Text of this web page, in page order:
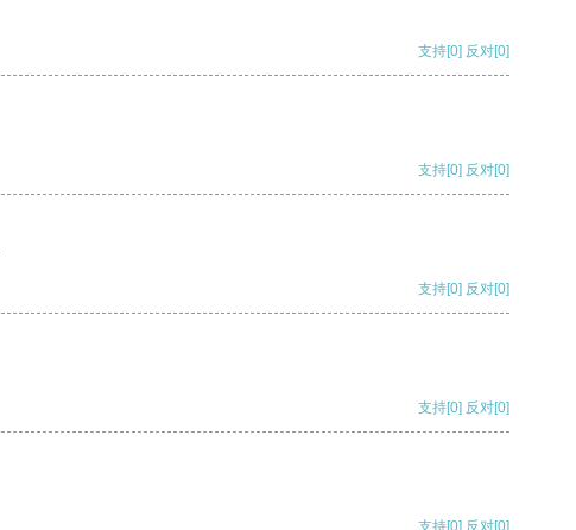
支持[0] 反对[0]
支持[0] 反对[0]
支持[0] 反对[0]
支持[0] 反对[0]
支持[0] 反对[0]